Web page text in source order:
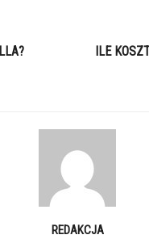
ILE
REDAKCJA